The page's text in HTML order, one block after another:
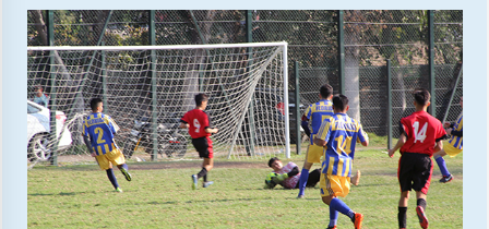
¿Qué habrían dicho?
23/06/2026
VOLVER A SER ALTERNATIVA
16/06/2026